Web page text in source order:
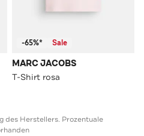
-65%* Sale
MARC JACOBS
T-Shirt rosa
des Herstellers. Prozentuale